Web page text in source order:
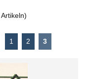
Artikeln)
1 2 3